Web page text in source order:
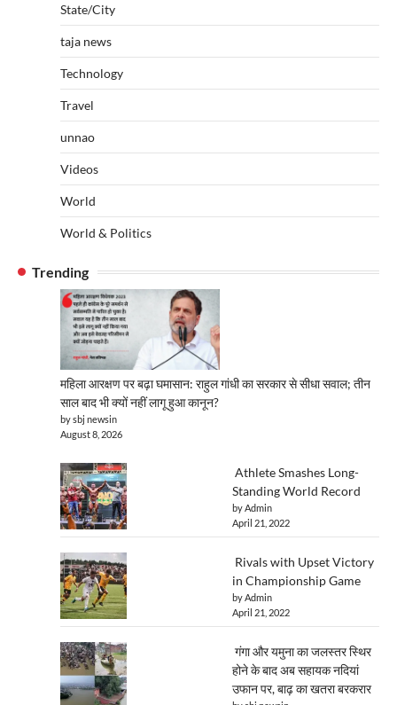
State/City
taja news
Technology
Travel
unnao
Videos
World
World & Politics
Trending
महिला आरक्षण पर बढ़ा घमासान: राहुल गांधी का सरकार से सीधा सवाल; तीन
साल बाद भी क्यों नहीं लागू हुआ कानून?
by sbj newsin
August 8, 2026
Athlete Smashes Long-
Standing World Record
by Admin
April 21, 2022
Rivals with Upset Victory
in Championship Game
by Admin
April 21, 2022
गंगा और यमुना का जलस्तर स्थिर
होने के बाद अब सहायक नदियां
उफान पर, बाढ़ का खतरा बरकरार